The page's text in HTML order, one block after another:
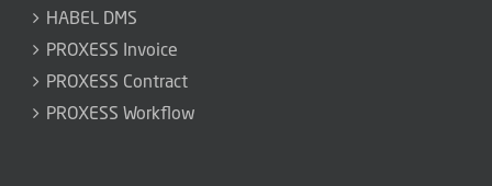
HABEL DMS
PROXESS Invoice
PROXESS Contract
PROXESS Workflow